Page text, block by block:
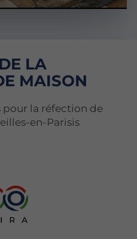
DE LA
MAISON
pour la réfection de
en-Parisis